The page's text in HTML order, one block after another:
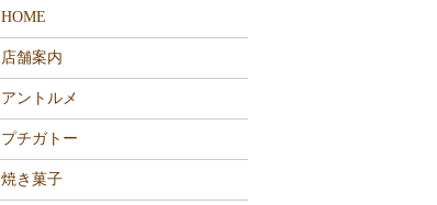
HOME
店舗案内
アントルメ
プチガトー
焼き菓子